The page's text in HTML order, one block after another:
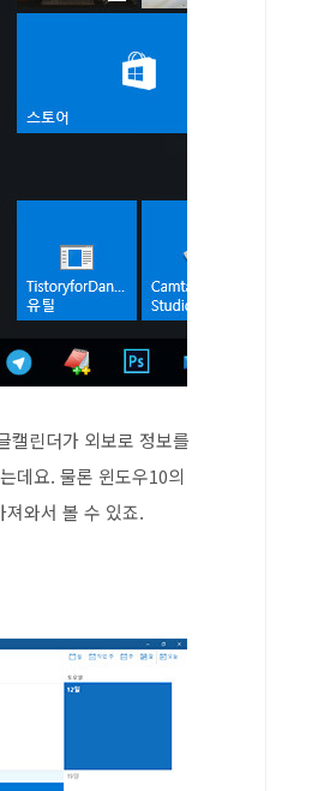
캘린더가 외보로 정보를
데요. 물론 윈도우10의
와서 볼 수 있죠.